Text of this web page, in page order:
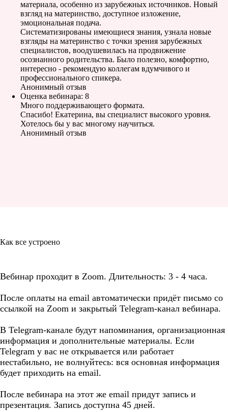
материала, особенно из зарубежных источников. Новый
взгляд на материнство, доступное изложение,
эмоциональная подача.
Систематизированы имеющиеся знания, узнала новые
взгляды на материнство с точки зрения зарубежных
специалистов, воодушевилась на продвижение
осознанного родительства. Было полезно, комфортно,
интересно - рекомендую коллегам вдумчивого и
профессионального спикера.
Анонимный отзыв
Оценка вебинара: 8
Много поддерживающего формата.
Спасибо! Екатерина, вы специалист высокого уровня.
Хотелось бы у вас многому научиться.
Анонимный отзыв
Как все устроено
Вебинар проходит в Zoom. Длительность: 3 - 4 часа.
После оплаты на email автоматически придёт письмо со
ссылкой на Zoom и закрытый Telegram-канал вебинара.
В Telegram-канале будут напоминания, организационная
информация и дополнительные материалы. Если
Telegram у вас не открывается или работает
нестабильно, не волнуйтесь: вся основная информация
будет приходить на email.
После вебинара на этот же email придут запись и
презентация. Запись доступна 45 дней.